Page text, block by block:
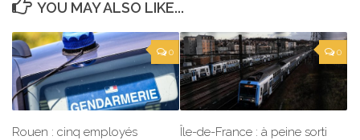
YOU MAY ALSO LIKE...
0
Rouen : cinq employés
0
Île-de-France : à peine sorti